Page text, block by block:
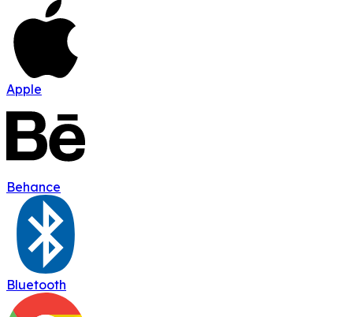
Apple
Behance
Bluetooth